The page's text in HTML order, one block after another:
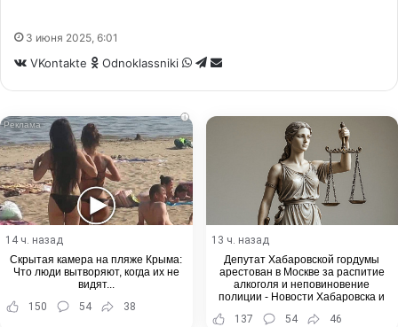
3 июня 2025, 6:01
VKontakte Odnoklassniki WhatsApp
Telegram
Share
i
14 ч. назад
Скрытая камера на пляже Крыма:
Что люди вытворяют, когда их не
видят...
150
54 38
13 ч. назад
Депутат Хабаровской гордумы
арестован в Москве за распитие
алкоголя и неповиновение
полиции - Новости Хабаровска и
137 54 46